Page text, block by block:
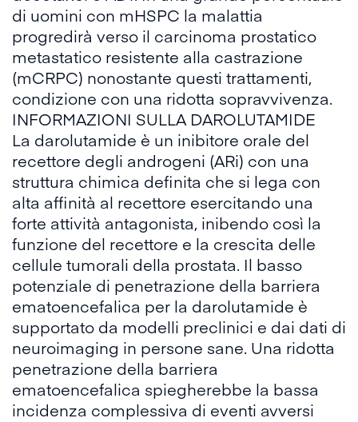
di uomini con mHSPC la malattia
progredirà verso il carcinoma prostatico
metastatico resistente alla castrazione
(mCRPC) nonostante questi trattamenti,
condizione con una ridotta sopravvivenza.
INFORMAZIONI SULLA DAROLUTAMIDE
La darolutamide è un inibitore orale del
recettore degli androgeni (ARi) con una
struttura chimica definita che si lega con
alta affinità al recettore esercitando una
forte attività antagonista, inibendo così la
funzione del recettore e la crescita delle
cellule tumorali della prostata. Il basso
potenziale di penetrazione della barriera
ematoencefalica per la darolutamide è
supportato da modelli preclinici e dai dati di
neuroimaging in persone sane. Una ridotta
penetrazione della barriera
ematoencefalica spiegherebbe la bassa
incidenza complessiva di eventi avversi